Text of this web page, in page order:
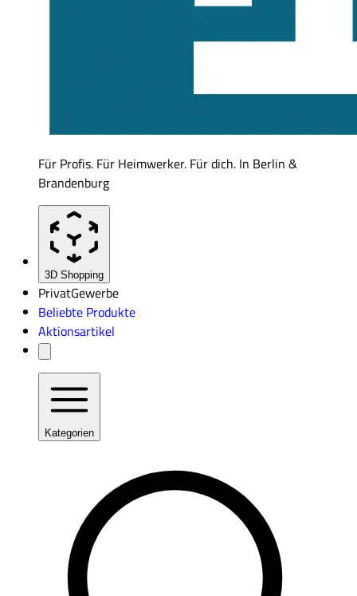
Für Profis. Für Heimwerker. Für dich. In Berlin &
Brandenburg
3D Shopping
PrivatGewerbe
Beliebte Produkte
Aktionsartikel
Kategorien